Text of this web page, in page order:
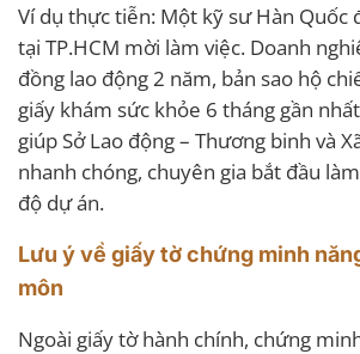
Ví dụ thực tiễn: Một kỹ sư Hàn Quốc
tại TP.HCM mời làm việc. Doanh
đồng lao động 2 năm, bản sao hộ
giấy khám sức khỏe 6 tháng gần
giúp Sở Lao động – Thương binh và
nhanh chóng, chuyên gia bắt đầu
độ dự án.
Lưu ý về giấy tờ chứng minh
môn
Ngoài giấy tờ hành chính, chứng